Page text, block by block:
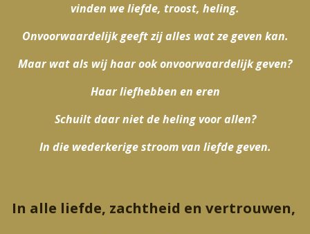
vinden we liefde, troost, heling.
Onvoorwaardelijk geeft zij alles wat ze geven kan.
Maar wat als wij haar ook onvoorwaardelijk geven?
Haar liefhebben en eren
Schuilt daar niet de heling voor allen?
In die wederkerige stroom van liefde geven.
In alle liefde, zachtheid en vertrouwen,